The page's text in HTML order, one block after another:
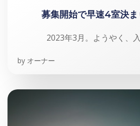
募集開始で早速4室決ま
2023年3月。ようやく、
by オーナー